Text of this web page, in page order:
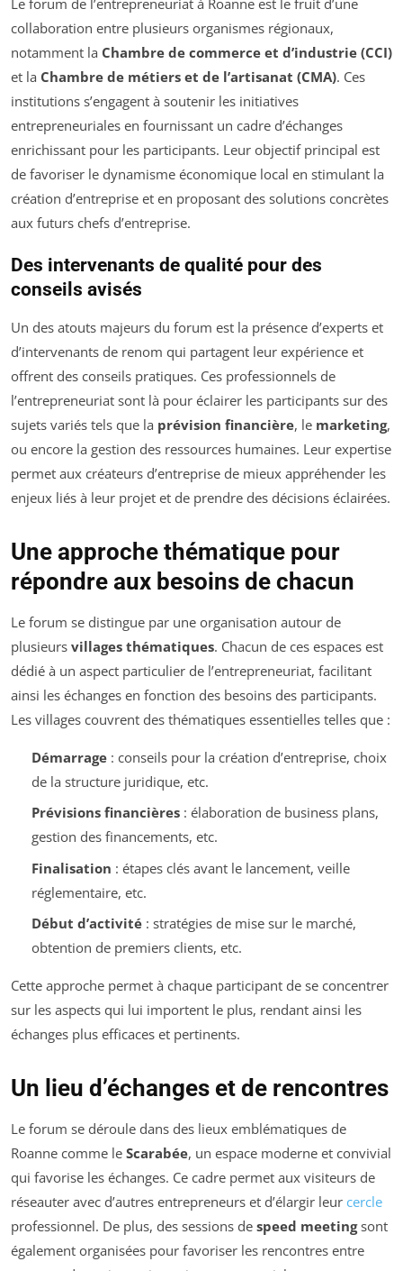
collaboration entre plusieurs organismes régionaux,
notamment la Chambre de commerce et d’industrie (CCI)
et la Chambre de métiers et de l’artisanat (CMA). Ces
institutions s’engagent à soutenir les initiatives
entrepreneuriales en fournissant un cadre d’échanges
enrichissant pour les participants. Leur objectif principal est
de favoriser le dynamisme économique local en stimulant la
création d’entreprise et en proposant des solutions concrètes
aux futurs chefs d’entreprise.
Des intervenants de qualité pour des
conseils avisés
Un des atouts majeurs du forum est la présence d’experts et
d’intervenants de renom qui partagent leur expérience et
offrent des conseils pratiques. Ces professionnels de
l’entrepreneuriat sont là pour éclairer les participants sur des
sujets variés tels que la prévision financière, le marketing,
ou encore la gestion des ressources humaines. Leur expertise
permet aux créateurs d’entreprise de mieux appréhender les
enjeux liés à leur projet et de prendre des décisions éclairées.
Une approche thématique pour
répondre aux besoins de chacun
Le forum se distingue par une organisation autour de
plusieurs villages thématiques. Chacun de ces espaces est
dédié à un aspect particulier de l’entrepreneuriat, facilitant
ainsi les échanges en fonction des besoins des participants.
Les villages couvrent des thématiques essentielles telles que :
Démarrage: conseils pour la création d’entreprise, choix
de la structure juridique, etc.
Prévisions financières: élaboration de business plans,
gestion des financements, etc.
Finalisation : étapes clés avant le lancement, veille
réglementaire, etc.
Début d’activité: stratégies de mise sur le marché,
obtention de premiers clients, etc.
Cette approche permet à chaque participant de se concentrer
sur les aspects qui lui importent le plus, rendant ainsi les
échanges plus efficaces et pertinents.
Un lieu d’échanges et de rencontres
Le forum se déroule dans des lieux emblématiques de
Roanne comme le Scarabée, un espace moderne et convivial
qui favorise les échanges. Ce cadre permet aux visiteurs de
réseauter avec d’autres entrepreneurs et d’élargir leur cercle
professionnel. De plus, des sessions de speed meetingsont
également organisées pour favoriser les rencontres entre